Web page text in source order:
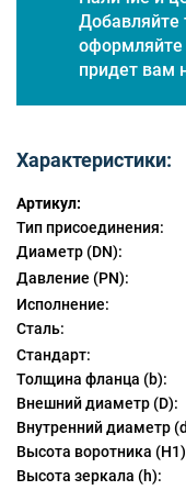
Добавляйте
оформляйте
придет вам
Характеристики:
Артикул:
Тип присоединения:
Диаметр (DN):
Давление (PN):
Исполнение:
Сталь:
Стандарт:
Толщина фланца (b):
Внешний диаметр (D):
Внутренний диаметр
Высота воротника
Высота зеркала (h):